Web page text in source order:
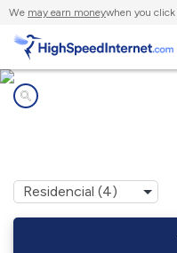
We may earn moneywhen you click